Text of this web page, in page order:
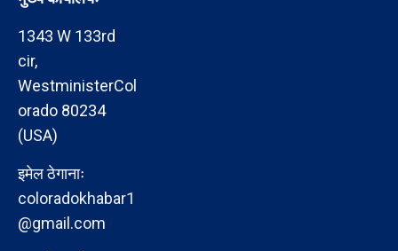
1343 W 133rd
cir,
WestministerCol
orado 80234
(USA)
इमेल ठेगानाः
coloradokhabar1
@gmail.com